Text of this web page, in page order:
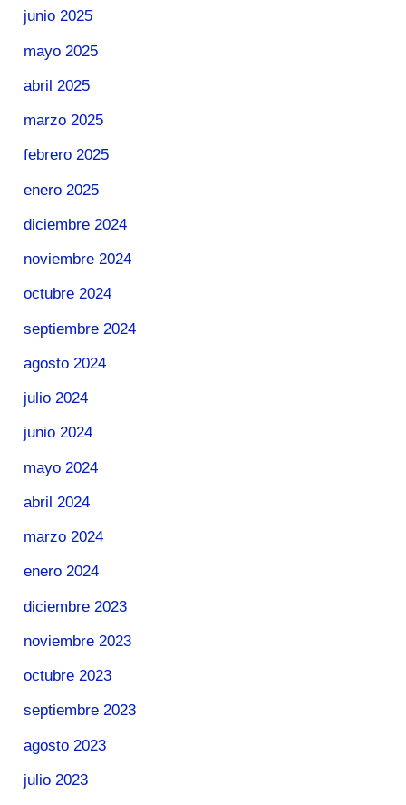
junio 2025
mayo 2025
abril 2025
marzo 2025
febrero 2025
enero 2025
diciembre 2024
noviembre 2024
octubre 2024
septiembre 2024
agosto 2024
julio 2024
junio 2024
mayo 2024
abril 2024
marzo 2024
enero 2024
diciembre 2023
noviembre 2023
octubre 2023
septiembre 2023
agosto 2023
julio 2023